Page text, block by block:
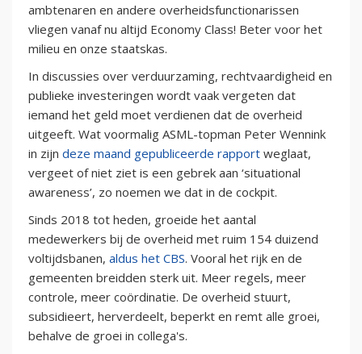
ambtenaren en andere overheidsfunctionarissen
vliegen vanaf nu altijd Economy Class! Beter voor het
milieu en onze staatskas.
In discussies over verduurzaming, rechtvaardigheid en
publieke investeringen wordt vaak vergeten dat
iemand het geld moet verdienen dat de overheid
uitgeeft. Wat voormalig ASML-topman Peter Wennink
in zijn deze maand gepubliceerde rapport weglaat,
vergeet of niet ziet is een gebrek aan ‘situational
awareness’, zo noemen we dat in de cockpit.
Sinds 2018 tot heden, groeide het aantal
medewerkers bij de overheid met ruim 154 duizend
voltijdsbanen, aldus het CBS. Vooral het rijk en de
gemeenten breidden sterk uit. Meer regels, meer
controle, meer coördinatie. De overheid stuurt,
subsidieert, herverdeelt, beperkt en remt alle groei,
behalve de groei in collega's.